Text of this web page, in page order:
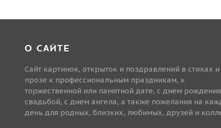
О САЙТЕ
Сайт картинок, открыток и поздравлений в стихах и
прозе к профессиональным праздникам, к
торжественной или памятной дате, с днем
свадьбой, с днем ангела, а также пожелания на
день для родных, близких, любимых, друзей и